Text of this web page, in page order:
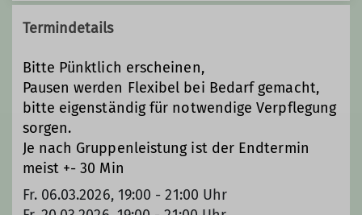
Termindetails
Bitte Pünktlich erscheinen,
Pausen werden Flexibel bei Bedarf gemacht,
bitte eigenständig für notwendige Verpflegung
sorgen.
Je nach Gruppenleistung ist der Endtermin
meist +- 30 Min
Fr. 06.03.2026, 19:00 - 21:00 Uhr